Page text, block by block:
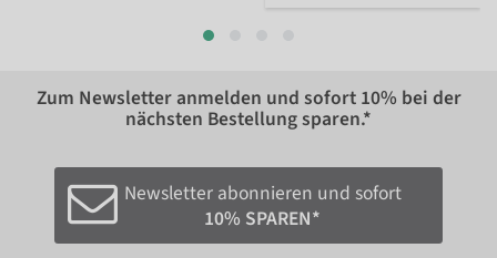
Zum Newsletter anmelden und sofort 10% bei der
nächsten Bestellung sparen.*
Newsletter abonnieren und sofort
10% SPAREN*